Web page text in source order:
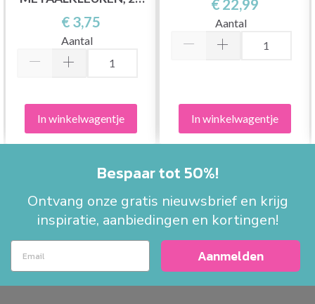
ST.
€ 3,75
Aantal
In winkelwagentje
€ 22,99
Aantal
In winkelwagentje
Bespaar tot 50%!
Ontvang onze gratis nieuwsbrief en krijg
inspiratie, aanbiedingen en kortingen!
Aanmelden